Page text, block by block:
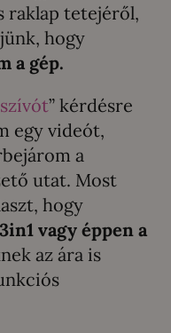
raklap tetejéről,
hogy
a gép.
” kérdésre
egy videót,
a
utat. Most
hogy
vagy éppen a
az ára is